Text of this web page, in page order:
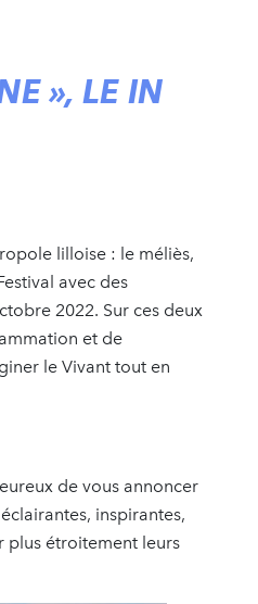
», LE IN
lilloise : le méliès,
avec des
2022. Sur ces deux
et de
le Vivant tout en
de vous annoncer
inspirantes,
plus étroitement leurs